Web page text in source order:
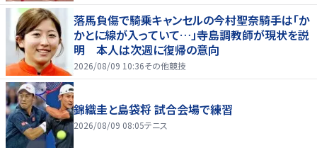
落馬負傷で騎乗キャンセルの今村聖奈騎手は「か
かとに線が入っていて…」寺島調教師が現状を説
明 本人は次週に復帰の意向
2026/08/09 10:36その他競技
錦織圭と島袋将 試合会場で練習
2026/08/09 08:05テニス